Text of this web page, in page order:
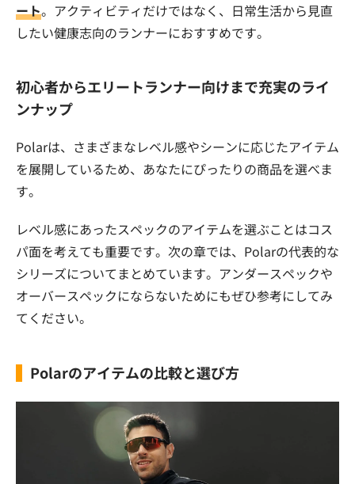
ート。アクティビティだけではなく、日常生活から見直
したい健康志向のランナーにおすすめです。
初心者からエリートランナー向けまで充実のライ
ンナップ
Polarは、さまざまなレベル感やシーンに応じたアイテム
を展開しているため、あなたにぴったりの商品を選べま
す。
レベル感にあったスペックのアイテムを選ぶことはコス
パ面を考えても重要です。次の章では、Polarの代表的な
シリーズについてまとめています。アンダースペックや
オーバースペックにならないためにもぜひ参考にしてみ
てください。
Polarのアイテムの比較と選び方